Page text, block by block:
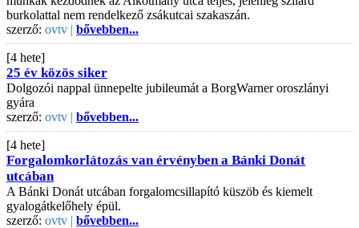
burkolattal nem rendelkező zsákutcai szakaszán.
szerző: ovtv | bővebben...
[4 hete]
25 év közös siker
Dolgozói nappal ünnepelte jubileumát a BorgWarner oroszlányi
gyára
szerző: ovtv | bővebben...
[4 hete]
Forgalomkorlátozás van érvényben a Bánki Donát
utcában
A Bánki Donát utcában forgalomcsillapító küszöb és kiemelt
gyalogátkelőhely épül.
szerző: ovtv | bővebben...